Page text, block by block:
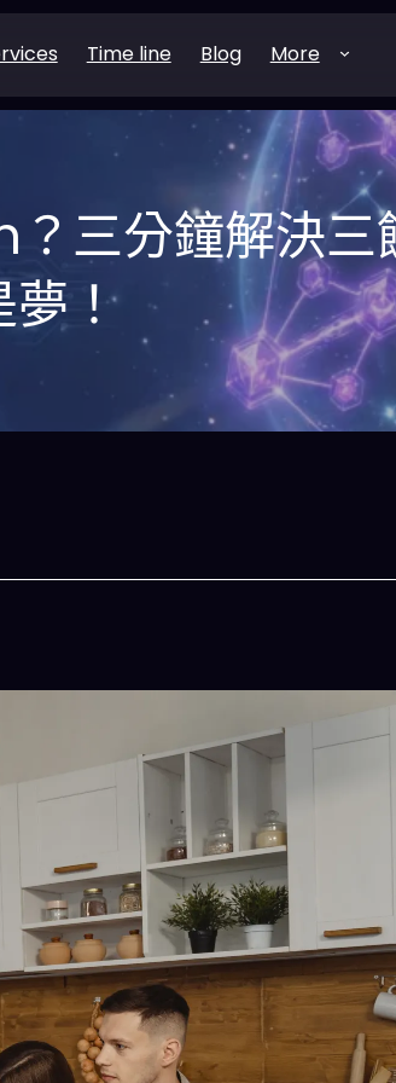
Time line Blog More
三分鐘解決三
夢！
今晚吃什麽
三餸一湯的完美晚餐組合,以後免除晚餐吃什麽的煩
惱
立即下載